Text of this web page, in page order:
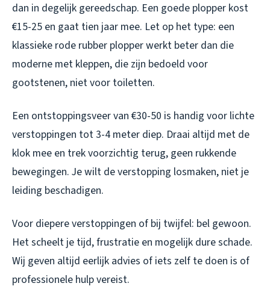
dan in degelijk gereedschap. Een goede plopper kost
€15-25 en gaat tien jaar mee. Let op het type: een
klassieke rode rubber plopper werkt beter dan die
moderne met kleppen, die zijn bedoeld voor
gootstenen, niet voor toiletten.
Een ontstoppingsveer van €30-50 is handig voor lichte
verstoppingen tot 3-4 meter diep. Draai altijd met de
klok mee en trek voorzichtig terug, geen rukkende
bewegingen. Je wilt de verstopping losmaken, niet je
leiding beschadigen.
Voor diepere verstoppingen of bij twijfel: bel gewoon.
Het scheelt je tijd, frustratie en mogelijk dure schade.
Wij geven altijd eerlijk advies of iets zelf te doen is of
professionele hulp vereist.